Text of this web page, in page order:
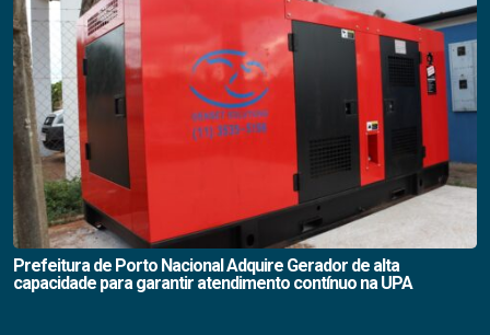
Prefeitura de Porto Nacional Adquire Gerador de alta
capacidade para garantir atendimento contínuo na UPA